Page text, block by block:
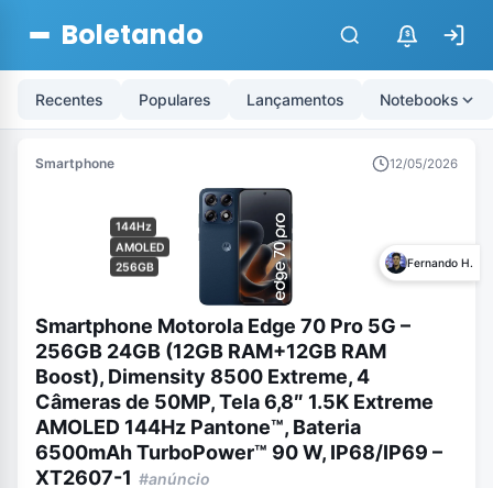
Boletando $
Recentes Populares Lançamentos Notebooks
Smartphone 12/05/2026
144Hz
AMOLED
256GB
Fernando H.
Smartphone Motorola Edge 70 Pro 5G –
256GB 24GB (12GB RAM+12GB RAM
Boost), Dimensity 8500 Extreme, 4
Câmeras de 50MP, Tela 6,8″ 1.5K Extreme
AMOLED 144Hz Pantone™, Bateria
6500mAh TurboPower™ 90 W, IP68/IP69 –
XT2607-1 #anúncio